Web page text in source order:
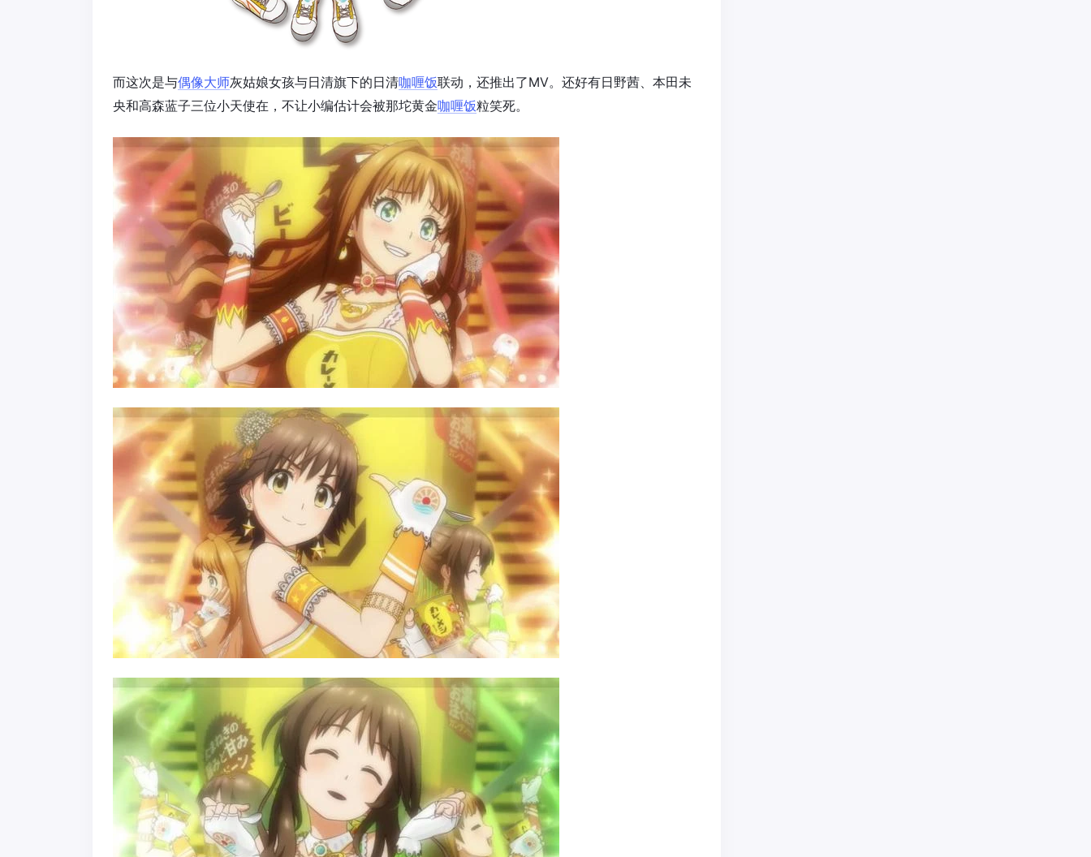
而这次是与偶像大师灰姑娘女孩与日清旗下的日清咖喱饭联动，还推出了MV。还好有日野茜、本田未
央和高森蓝子三位小天使在，不让小编估计会被那坨黄金咖喱饭粒笑死。